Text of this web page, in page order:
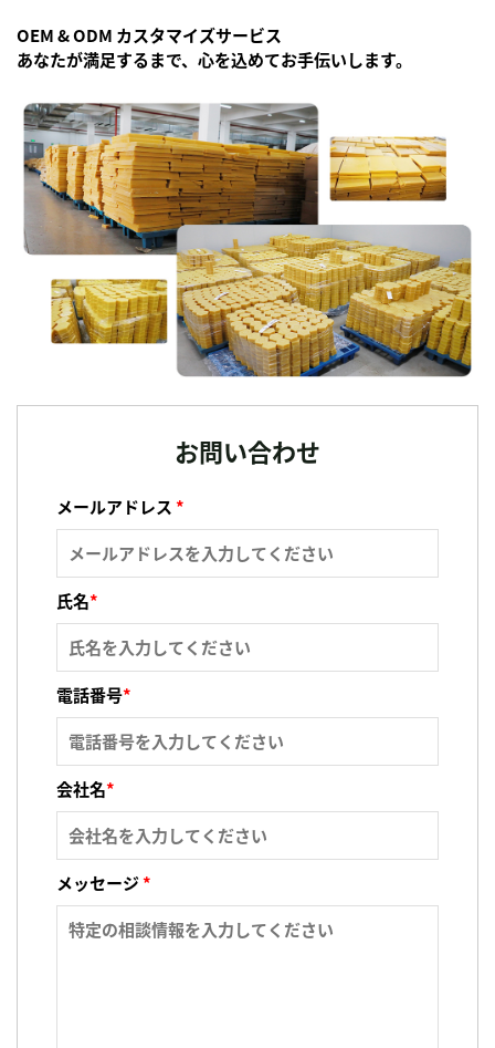
OEM & ODM カスタマイズサービス
あなたが満足するまで、心を込めてお手伝いします。
お問い合わせ
メールアドレス *
氏名*
電話番号*
会社名*
メッセージ*